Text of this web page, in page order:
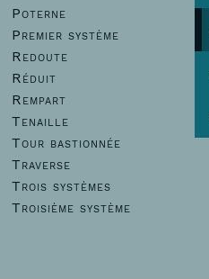
Poterne
Premier système
Redoute
Réduit
Rempart
Tenaille
Tour bastionnée
Traverse
Trois systèmes
Troisième système